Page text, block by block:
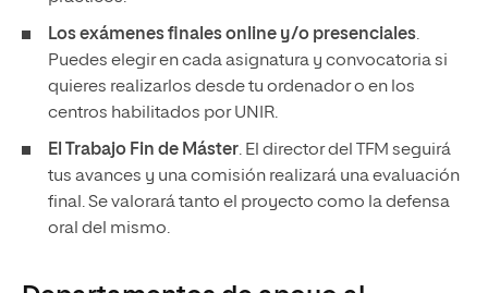
Los exámenes finalesonline y/o presenciales.
Puedes elegir en cada asignatura y convocatoria si
quieres realizarlos desde tu ordenador o en los
centros habilitados por UNIR.
El Trabajo Fin de Máster. El director del TFM seguirá
tus avances y una comisión realizará una evaluación
final. Se valorará tanto el proyecto como la defensa
oral del mismo.